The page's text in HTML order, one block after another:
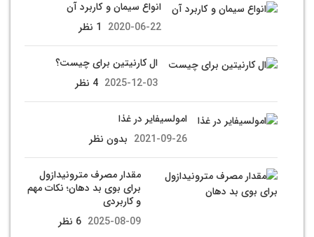
انواع سيمان و كاربرد آن
2020-06-22 1 نظر
ال کارنیتین برای چیست؟
2025-12-03 4 نظر
امولسیفایر در غذا
2021-09-26 بدون نظر
مقدار مصرف مترونیدازول
برای بوی بد دهان؛ نکات مهم
و کاربردی
2025-08-09 6 نظر